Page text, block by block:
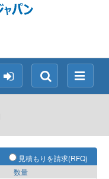
メ
ニ
検
索
ロ
グ
見積もりを請求(RFQ)
数量